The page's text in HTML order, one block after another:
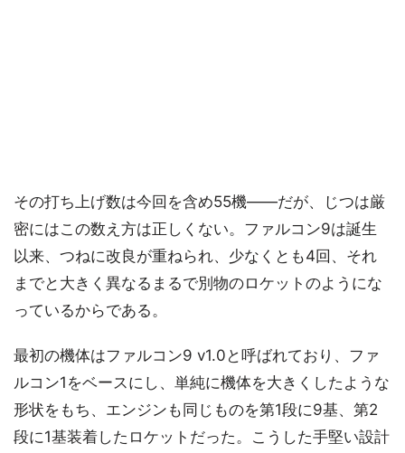
その打ち上げ数は今回を含め55機――だが、じつは厳
密にはこの数え方は正しくない。ファルコン9は誕生
以来、つねに改良が重ねられ、少なくとも4回、それ
までと大きく異なるまるで別物のロケットのようにな
っているからである。
最初の機体はファルコン9 v1.0と呼ばれており、ファ
ルコン1をベースにし、単純に機体を大きくしたような
形状をもち、エンジンも同じものを第1段に9基、第2
段に1基装着したロケットだった。こうした手堅い設計